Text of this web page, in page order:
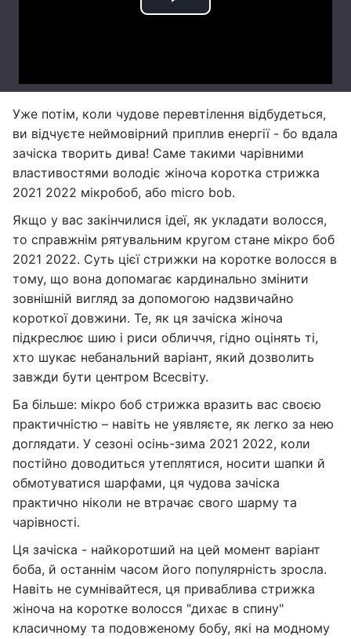
Уже потім, коли чудове перевтілення відбудеться,
ви відчуєте неймовірний приплив енергії - бо вдала
зачіска творить дива! Саме такими чарівними
властивостями володіє жіноча коротка стрижка
2021 2022 мікробоб, або micro bob.
Якщо у вас закінчилися ідеї, як укладати волосся,
то справжнім рятувальним кругом стане мікро боб
2021 2022. Суть цієї стрижки на коротке волосся в
тому, що вона допомагає кардинально змінити
зовнішній вигляд за допомогою надзвичайно
короткої довжини. Те, як ця зачіска жіноча
підкреслює шию і риси обличчя, гідно оцінять ті,
хто шукає небанальний варіант, який дозволить
завжди бути центром Всесвіту.
Ба більше: мікро боб стрижка вразить вас своєю
практичністю – навіть не уявляєте, як легко за нею
доглядати. У сезоні осінь-зима 2021 2022, коли
постійно доводиться утеплятися, носити шапки й
обмотуватися шарфами, ця чудова зачіска
практично ніколи не втрачає свого шарму та
чарівності.
Ця зачіска - найкоротший на цей момент варіант
боба, й останнім часом його популярність зросла.
Навіть не сумнівайтеся, ця приваблива стрижка
жіноча на коротке волосся "дихає в спину"
класичному та подовженому бобу, які на модному